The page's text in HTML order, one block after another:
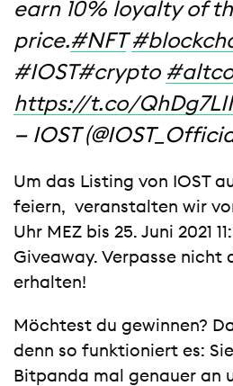
earn 10% loyalty of
price.#NFT
#IOST#crypto
https://t.co/
— IOST
Um das Listing von IOST
feiern, veranstalten wir von
Uhr MEZ bis 25. Juni 2021
Giveaway. Verpasse nicht
erhalten!
Möchtest du gewinnen?
denn so funktioniert es:
Bitpanda mal genauer an